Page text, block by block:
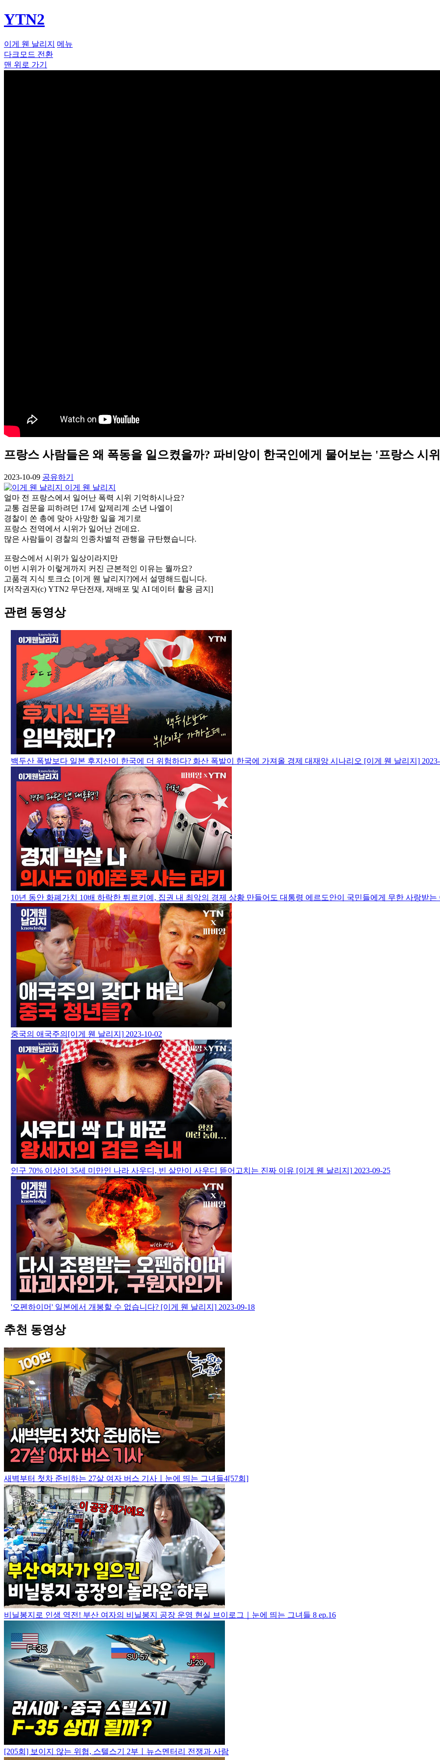
YTN2
이게 웬 날리지
메뉴
다크모드 전환
맨 위로 가기
프랑스 사람들은 왜 폭동을 일으켰을까? 파비앙이 한국인에게 물어보는 '프랑스 시
2023-10-09 공유하기
이게 웬 날리지
얼마 전 프랑스에서 일어난 폭력 시위 기억하시나요?
교통 검문을 피하려던 17세 알제리계 소년 나엘이
경찰이 쏜 총에 맞아 사망한 일을 계기로
프랑스 전역에서 시위가 일어난 건데요.
많은 사람들이 경찰의 인종차별적 관행을 규탄했습니다.
프랑스에서 시위가 일상이라지만
이번 시위가 이렇게까지 커진 근본적인 이유는 뭘까요?
고품격 지식 토크쇼 [이게 웬 날리지?]에서 설명해드립니다.
[저작권자(c) YTN2 무단전재, 재배포 및 AI 데이터 활용 금지]
관련 동영상
백두산 폭발보다 일본 후지산이 한국에 더 위험하다? 화산 폭발이 한국에 가져올 경제 대재앙 시나리오 [이게 웬 날리지]
10년 동안 화폐가치 10배 하락한 튀르키예, 집권 내 최악의 경제 상황 만들어도 대통령 에르도안이 국민들에게 무한 사랑받
중국의 애국주의[이게 웬 날리지] 2023-10-02
인구 70% 이상이 35세 미만인 나라 사우디, 빈 살만이 사우디 뜯어고치는 진짜 이유 [이게 웬 날리지] 2023-09-25
'오펜하이머' 일본에서 개봉할 수 없습니다? [이게 웬 날리지] 2023-09-18
추천 동영상
새벽부터 첫차 준비하는 27살 여자 버스 기사ㅣ눈에 띄는 그녀들4[57회]
비닐봉지로 인생 역전! 부산 여자의 비닐봉지 공장 운영 현실 브이로그｜눈에 띄는 그녀들 8 ep.16
[205회] 보이지 않는 위협, 스텔스기 2부ㅣ뉴스멘터리 전쟁과 사람